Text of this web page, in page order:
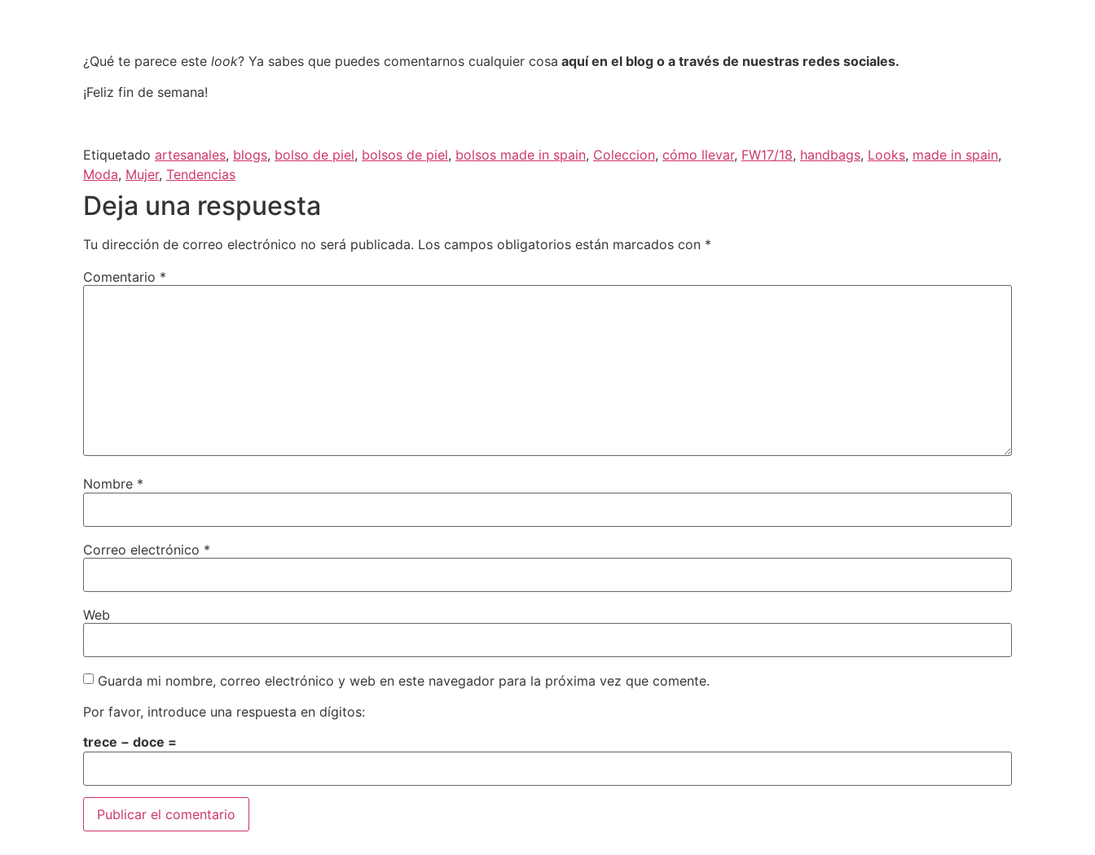
¿Qué te parece este look? Ya sabes que puedes comentarnos cualquier cosa aquí en el blog o a través de nuestras redes sociales.
¡Feliz fin de semana!
Etiquetado artesanales, blogs, bolso de piel, bolsos de piel, bolsos made in spain, Coleccion, cómo llevar, FW17/18, handbags, Looks, made in spain,
Moda, Mujer, Tendencias
Deja una respuesta
Tu dirección de correo electrónico no será publicada. Los campos obligatorios están marcados con *
Comentario *
Nombre *
Correo electrónico *
Web
Guarda mi nombre, correo electrónico y web en este navegador para la próxima vez que comente.
Por favor, introduce una respuesta en dígitos:
trece − doce =